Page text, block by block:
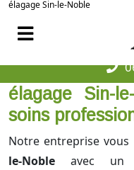
élagage Sin-le-Noble
élagage Sin-
soins
Notre entreprise
le-Noble avec un